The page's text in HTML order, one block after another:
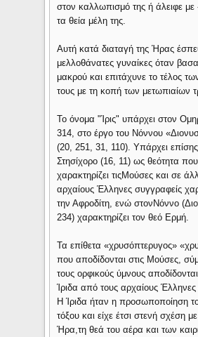
στον καλλωπισμό της ή άλειφε με
τα θεία μέλη της.
Αυτή κατά διαταγή της Ήρας
μελλοθάνατες γυναίκες όταν
μακρού και επιτάχυνε το τέλος
τους με τη κοπή των μετωπιαίων
Το όνομα "Ίρις" υπάρχει στον
314, στο έργο του Νόννου
(20, 251, 31, 110). Υπάρχει
Στησίχορο (16, 11) ως θεότητα που
χαρακτηρίζει τιςΜούσες και σε
αρχαίους Έλληνες συγγραφείς
την Αφροδίτη, ενώ στονΝόννο
234) χαρακτηρίζει τον θεό Ερμή.
Τα επίθετα «χρυσόπτερυγος»
που αποδίδονται στις Μούσες,
τους ορφικούς ύμνους
Ίριδα από τους αρχαίους
Η Ίριδα ήταν η προσωποποίηση
τόξου και είχε έτσι στενή σχέση
Ήρα,τη θεά του αέρα και των